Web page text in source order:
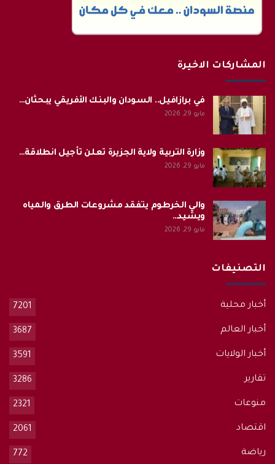
المشاركات الاخيرة
في برازافيل.. السودان والبنك الأفريقي يبحثان…
مايو 29, 2026
وزارة التربية ولاية الجزيرة تعلن تأجيل انطلاقة…
مايو 29, 2026
والي الخرطوم يتفقد مشروعات الطرق والمياه
ويشيد…
مايو 29, 2026
التصنيفات
أخبار محلية 7201
أخبار العالم 3687
أخبار الولايات 3591
تقارير 3286
منوعات 2321
اقتصاد 2061
رياضة 772